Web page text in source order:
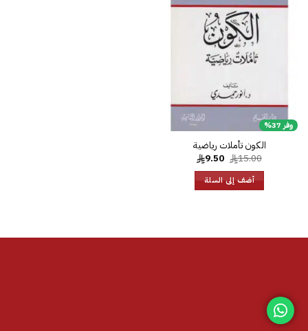
وفر 37%
إلى
الكون تأملات رياضية
15.00
السعر
الأصلي
هو:
15.00.
9.50 السعر
الحالي
هو: أضف إلى السلة